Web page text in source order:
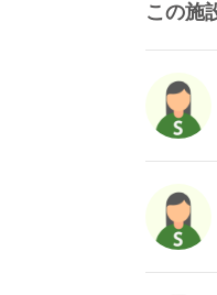
この施